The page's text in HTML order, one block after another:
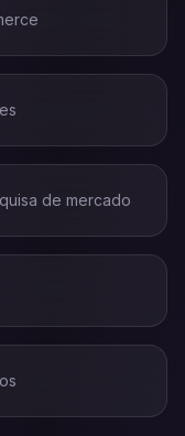
de mercado